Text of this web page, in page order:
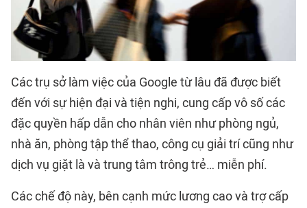
Các trụ sở làm việc của Google từ lâu đã được biết
đến với sự hiện đại và tiện nghi, cung cấp vô số các
đặc quyền hấp dẫn cho nhân viên như phòng ngủ,
nhà ăn, phòng tập thể thao, công cụ giải trí cũng như
dịch vụ giặt là và trung tâm trông trẻ… miễn phí.
Các chế độ này, bên cạnh mức lương cao và trợ cấp